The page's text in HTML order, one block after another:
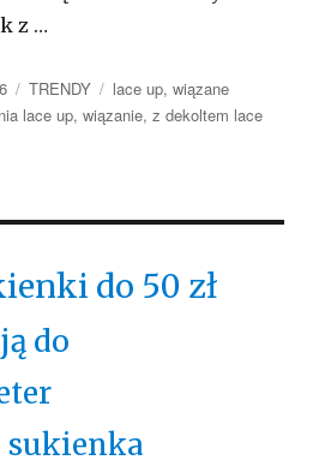
z …
Kategorie
TRENDY Tagi
lace up,wiązane
lace up,wiązanie,z dekoltem lace
do 50 zł
do